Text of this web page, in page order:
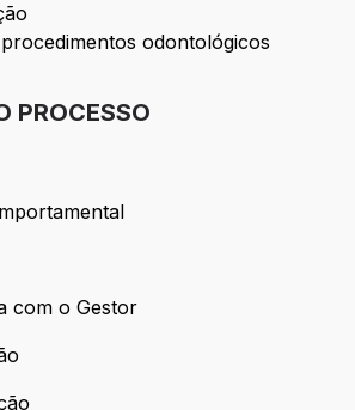
odontológicos
PROCESSO
com o Gestor
com o Gestor